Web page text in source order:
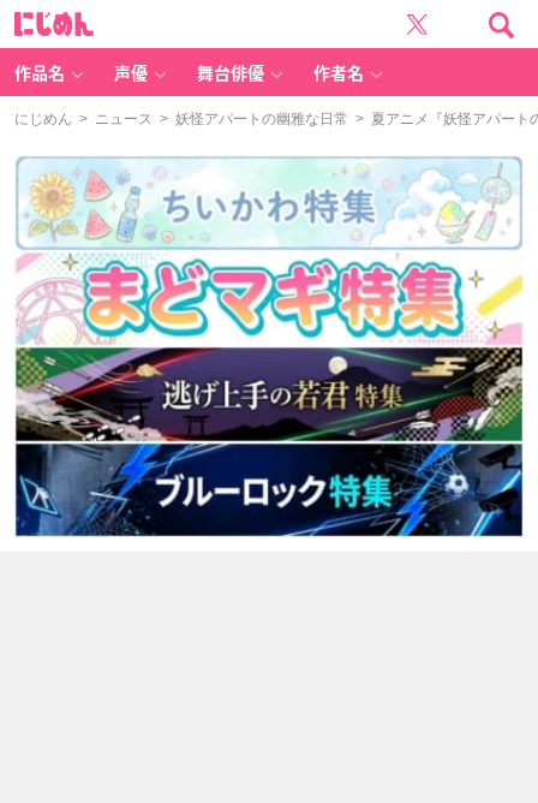
作品名 声優 舞台俳優 作者名
にじめん > ニュース > 妖怪アパートの幽雅な日常 > 夏アニメ『妖怪アパート